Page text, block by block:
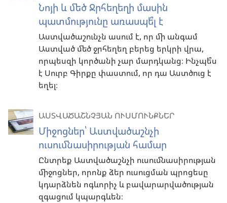
Նոյի և մեծ Ջրհեղեղի մասին
պատմությունը առասպե՞լ է
Աստվածաշունչն ասում է, որ մի անգամ
Աստված մեծ ջրհեղեղ բերեց երկրի վրա,
որպեսզի կործանի չար մարդկանց։ Ինչպե՞ս
է Սուրբ Գիրքը փաստում, որ դա Աստծուց է
եղել։
ԱՍՏՎԱԾԱՇՆՉՅԱՆ ՈՒՍՄՈՒՆՔՆԵՐ
Միջոցներ՝ Աստվածաշնչի
ուսումնասիրության համար
Ընտրեք Աստվածաշնչի ուսումնասիրության
միջոցներ, որոնք ձեր ուսուցման պրոցեսը
կդարձնեն ոգևորիչ և բավարարվածության
զգացում կպարգևեն։